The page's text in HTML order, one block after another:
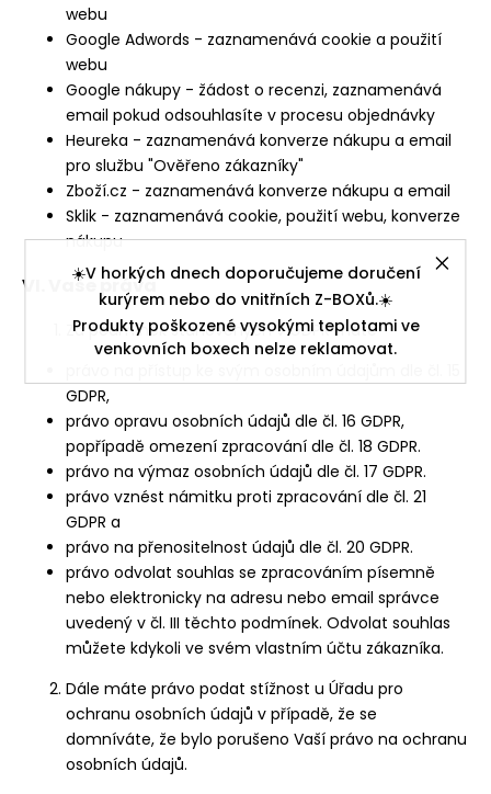
☀️V horkých dnech doporučujeme doručení
kurýrem nebo do vnitřních Z-BOXů.☀️
Produkty poškozené vysokými teplotami ve
venkovních boxech nelze reklamovat.
webu
Google Adwords - zaznamenává cookie a použití
webu
Google nákupy - žádost o recenzi, zaznamenává
email pokud odsouhlasíte v procesu objednávky
Heureka - zaznamenává konverze nákupu a email
pro službu "Ověřeno zákazníky"
Zboží.cz - zaznamenává konverze nákupu a email
Sklik - zaznamenává cookie, použití webu, konverze
nákupu
VI. Vaše práva
Za podmínek stanovených v GDPR máte
GDPR,
právo opravu osobních údajů dle čl. 16 GDPR,
popřípadě omezení zpracování dle čl. 18 GDPR.
právo na výmaz osobních údajů dle čl. 17 GDPR.
právo vznést námitku proti zpracování dle čl. 21
GDPR a
právo na přenositelnost údajů dle čl. 20 GDPR.
právo odvolat souhlas se zpracováním písemně
nebo elektronicky na adresu nebo email správce
uvedený v čl. III těchto podmínek. Odvolat souhlas
můžete kdykoli ve svém vlastním účtu zákazníka.
Dále máte právo podat stížnost u Úřadu pro
ochranu osobních údajů v případě, že se
domníváte, že bylo porušeno Vaší právo na ochranu
osobních údajů.